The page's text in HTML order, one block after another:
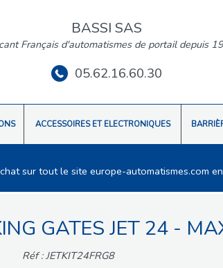
BASSI SAS
Français d'automatismes de portail depuis
05.62.16.60.30
ACCESSOIRES ET ELECTRONIQUES
sur tout le site europe-automatismes.com
GATES JET 24 -
Réf : JETKIT24FRG8